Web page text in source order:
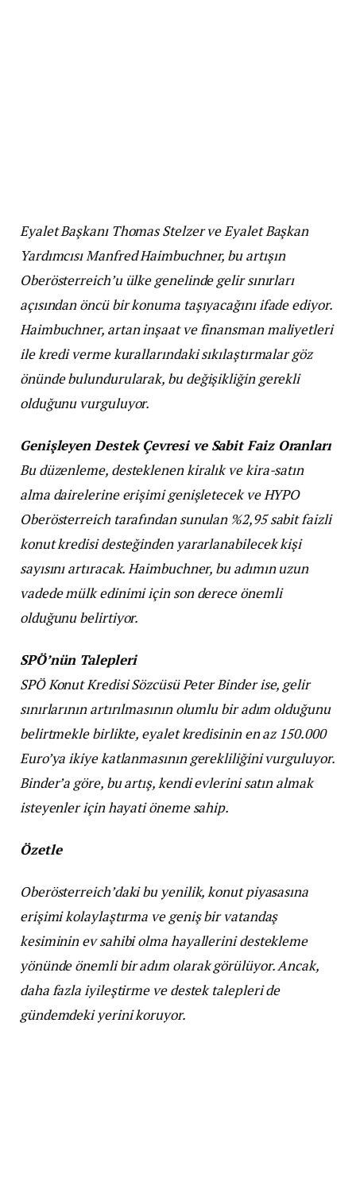
Eyalet Başkanı Thomas Stelzer ve Eyalet Başkan
Yardımcısı Manfred Haimbuchner, bu artışın
Oberösterreich’u ülke genelinde gelir sınırları
açısından öncü bir konuma taşıyacağını ifade ediyor.
Haimbuchner, artan inşaat ve finansman maliyetleri
ile kredi verme kurallarındaki sıkılaştırmalar göz
önünde bulundurularak, bu değişikliğin gerekli
olduğunu vurguluyor.
Genişleyen Destek Çevresi ve Sabit Faiz Oranları
Bu düzenleme, desteklenen kiralık ve kira-satın
alma dairelerine erişimi genişletecek ve HYPO
Oberösterreich tarafından sunulan %2,95 sabit faizli
konut kredisi desteğinden yararlanabilecek kişi
sayısını artıracak. Haimbuchner, bu adımın uzun
vadede mülk edinimi için son derece önemli
olduğunu belirtiyor.
SPÖ’nün Talepleri
SPÖ Konut Kredisi Sözcüsü Peter Binder ise, gelir
sınırlarının artırılmasının olumlu bir adım olduğunu
belirtmekle birlikte, eyalet kredisinin en az 150.000
Euro’ya ikiye katlanmasının gerekliliğini vurguluyor.
Binder’a göre, bu artış, kendi evlerini satın almak
isteyenler için hayati öneme sahip.
Özetle
Oberösterreich’daki bu yenilik, konut piyasasına
erişimi kolaylaştırma ve geniş bir vatandaş
kesiminin ev sahibi olma hayallerini destekleme
yönünde önemli bir adım olarak görülüyor. Ancak,
daha fazla iyileştirme ve destek talepleri de
gündemdeki yerini koruyor.